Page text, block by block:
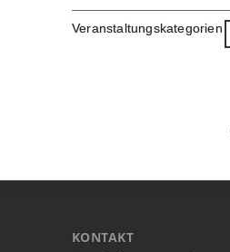
Veranstaltungskategorien
KONTAKT